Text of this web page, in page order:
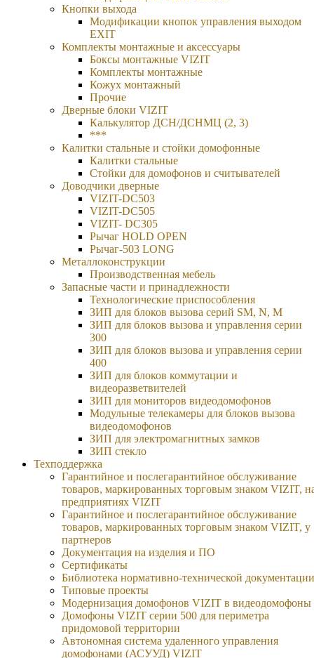
Кнопки выхода
Модификации кнопок управления выходом
EXIT
Комплекты монтажные и аксессуары
Боксы монтажные VIZIT
Комплекты монтажные
Кожух монтажный
Прочие
Дверные блоки VIZIT
Калькулятор ДСН/ДСНМЦ (2, 3)
***
Калитки стальные и стойки домофонные
Калитки стальные
Стойки для домофонов и считывателей
Доводчики дверные
VIZIT-DC503
VIZIT-DC505
VIZIT- DC305
Рычаг HOLD OPEN
Рычаг-503 LONG
Металлоконструкции
Производственная мебель
Запасные части и принадлежности
Технологические приспособления
ЗИП для блоков вызова серий SM, N, M
ЗИП для блоков вызова и управления серии
300
ЗИП для блоков вызова и управления серии
400
ЗИП для блоков коммутации и
видеоразветвителей
ЗИП для мониторов видеодомофонов
Модульные телекамеры для блоков вызова
видеодомофонов
ЗИП для электромагнитных замков
ЗИП стекло
Техподдержка
Гарантийное и послегарантийное обслуживание
товаров, маркированных торговым знаком VIZIT,
предприятиях VIZIT
Гарантийное и послегарантийное обслуживание
товаров, маркированных торговым знаком VIZIT, у
партнеров
Документация на изделия и ПО
Сертификаты
Библиотека нормативно-технической документации
Типовые проекты
Модернизация домофонов VIZIT в видеодомофоны
Домофоны VIZIT серии 500 для периметра
придомовой территории
Автономная система удаленного управления
домофонами (АСУУД) VIZIT